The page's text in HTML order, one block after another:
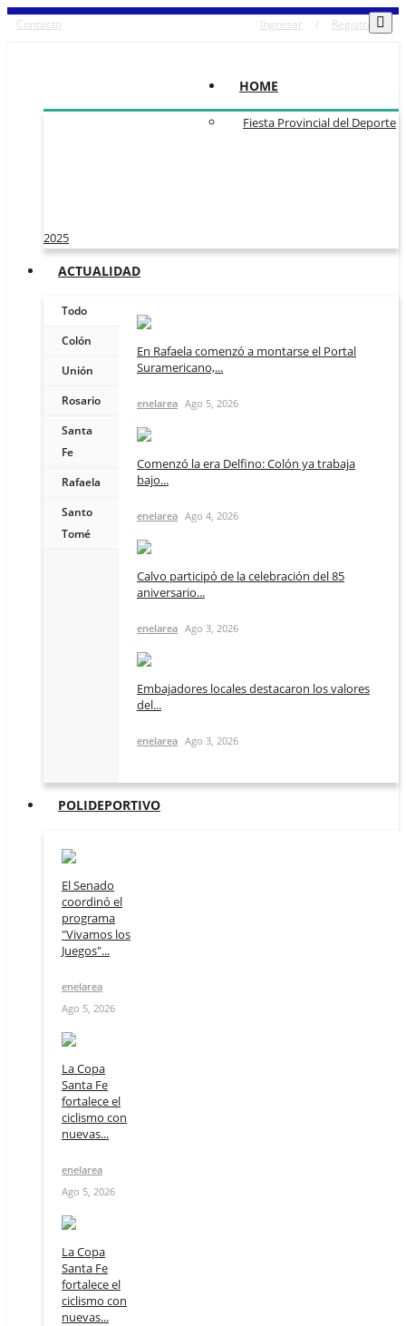
Contacto Ingresar / Registrarse
HOME
Fiesta Provincial del Deporte
2025
ACTUALIDAD
Todo
Colón
Unión
Rosario
Santa
Fe
Rafaela
Santo
Tomé
En Rafaela comenzó a montarse el Portal
Suramericano,...
enelarea Ago 5, 2026
Comenzó la era Delfino: Colón ya trabaja
bajo...
enelarea Ago 4, 2026
Calvo participó de la celebración del 85
aniversario...
enelarea Ago 3, 2026
Embajadores locales destacaron los valores
del...
enelarea Ago 3, 2026
POLIDEPORTIVO
El Senado
coordinó el
programa
"Vivamos los
Juegos"...
enelarea
Ago 5, 2026
La Copa
Santa Fe
fortalece el
ciclismo con
nuevas...
enelarea
Ago 5, 2026
La Copa
Santa Fe
fortalece el
ciclismo con
nuevas...